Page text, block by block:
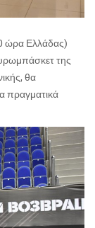
ώρα Ελλάδας)
της
θα
πραγματικά